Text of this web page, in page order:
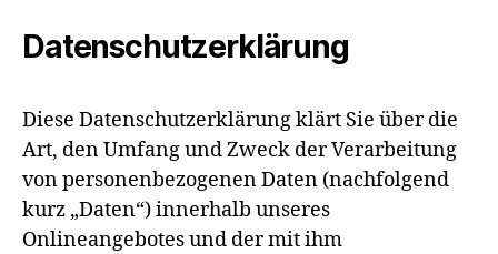
Datenschutzerklärung
Diese Datenschutzerklärung klärt Sie über die
Art, den Umfang und Zweck der Verarbeitung
von personenbezogenen Daten (nachfolgend
kurz „Daten“) innerhalb unseres
Onlineangebotes und der mit ihm